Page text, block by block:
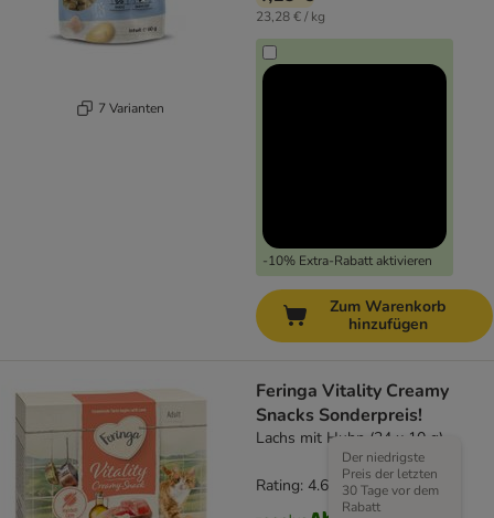
7 Varianten
23,28 € / kg
-10% Extra-Rabatt aktivieren
Zum Warenkorb
hinzufügen
Feringa Vitality Creamy
Snacks Sonderpreis!
Lachs mit Huhn (24 x 10 g)
Der niedrigste
Preis der letzten
30 Tage vor dem
Rabatt
Rating: 4.6/5 (127